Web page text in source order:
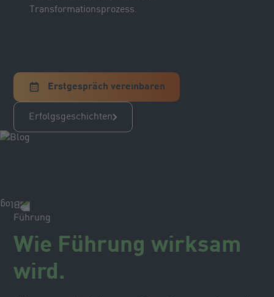
Transformationsprozess.
Erstgespräch vereinbaren
Erfolgsgeschichten
Führung
Wie Führung wirksam
wird.